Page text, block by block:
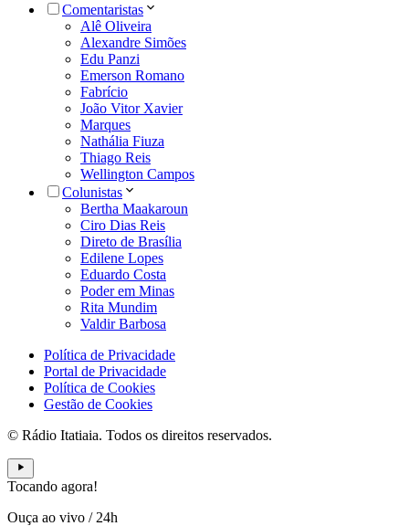
Comentaristas
Alê Oliveira
Alexandre Simões
Edu Panzi
Emerson Romano
Fabrício
João Vitor Xavier
Marques
Nathália Fiuza
Thiago Reis
Wellington Campos
Colunistas
Bertha Maakaroun
Ciro Dias Reis
Direto de Brasília
Edilene Lopes
Eduardo Costa
Poder em Minas
Rita Mundim
Valdir Barbosa
Política de Privacidade
Portal de Privacidade
Política de Cookies
Gestão de Cookies
© Rádio Itatiaia. Todos os direitos reservados.
Tocando agora!
Ouça ao vivo / 24h